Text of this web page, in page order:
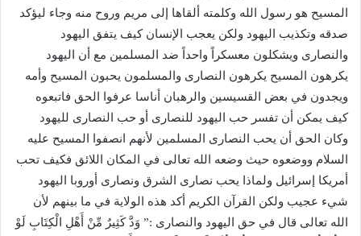
المسيح هو رسول الله وكلمته ألقاها إلى مريم وروح منه وجاء ليؤكد
صدقه وتكذيب اليهود ولكن يعجب الإنسان كيف يتفق اليهود
والنصارى ويشكلون معسكراً واحداً ضد المسلمين مع أن اليهود
يكرهون المسيح يكرهون النصارى والمسلمون يحبون المسيح وأمه
ويجدون في بعض القسيسين والرهبان أناسا عرفوا الحق فاتبعوه
كيف يمكن أن تفسر حب اليهود للنصارى أو حب النصارى لليهود
وكان الحق أن يحب النصارى المسلمين لأنهم انصفوا المسيح عليه
السلام ووضعوه حيث وضعه الله تعالى في المكان اللائق فكيف تحب
أمريكا إسرائيل ولماذا يحب نصارى الشرق ونصارى أوروبا اليهود
شيء عجيب ولكن القرآن الكريم أكد هذه الولاية في ما بينهم لأن
الله تعالى قال في حق اليهود والنصارى :” وَدَّ كَثِيرٌ مِّنْ أَهْلِ الْكِتَابِ لَوْ